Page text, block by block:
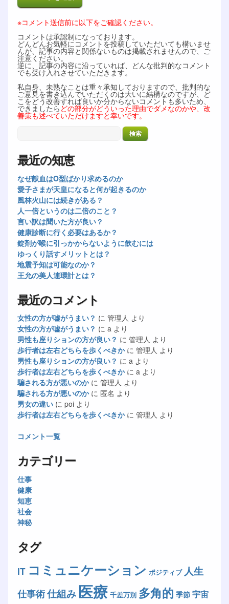
※コメント送信前に以下をご確認ください。
コメントは承認制になっております。
どんどんお気軽にコメントを投稿していただいても構いませ
んが、記事の内容と関係ないものは掲載されませんので、ご
注意ください。
逆に、記事の内容に沿っていれば、どんな批判的なコメント
でも受け入れさせていただきます。
私自身、未熟なことは重々承知しておりますので、批判的な
ご意見を書き込んでいただくのは大いに結構なのですが、ど
こをどう改善すれば良いか分からないコメントも多いため、
できましたら どの部分がどういった理由でダメなのかや、改
善策も述べていただけますと幸いです。
最近の知恵
なぜ献血はO型ばかり求めるのか
愛子さまが天皇になると何が起きるのか
風林火山には続きがある？
人一倍というのは二倍のこと？
言い訳は聞いた方が良い？
健康診断に行く必要はあるか？
錠剤が喉に引っかからないように飲むには
ゆっくり話すメリットとは？
地震予知は可能なのか？
王允の美人連環計とは？
最近のコメント
女性の方が嘘がうまい？ に 管理人 より
女性の方が嘘がうまい？ に aより
男性も座りションの方が良い？ に 管理人 より
歩行者は左右どちらを歩くべきかに 管理人 より
男性も座りションの方が良い？ に aより
歩行者は左右どちらを歩くべきかに aより
騙される方が悪いのかに 管理人 より
騙される方が悪いのかに 匿名 より
男女の違いに poiより
歩行者は左右どちらを歩くべきかに 管理人 より
コメント一覧
カテゴリー
仕事
健康
知恵
社会
神秘
タグ
IT コミュニケーション ポジティブ 人生
仕事術仕組み医療 千差万別 多角的 季節 宇宙